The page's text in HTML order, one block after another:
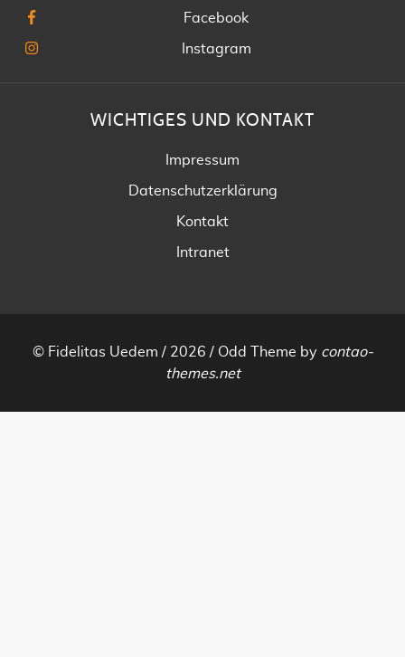
Facebook
Instagram
WICHTIGES UND KONTAKT
Impressum
Datenschutzerklärung
Kontakt
Intranet
© Fidelitas Uedem / 2026 / Odd Theme by contao-
themes.net